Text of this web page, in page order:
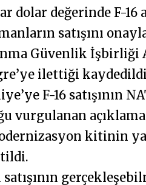
dolar değerinde F-16
satışını
Güvenlik İşbirliği
ilettiği
F-16 satışının
vurgulanan
kitinin
satışının